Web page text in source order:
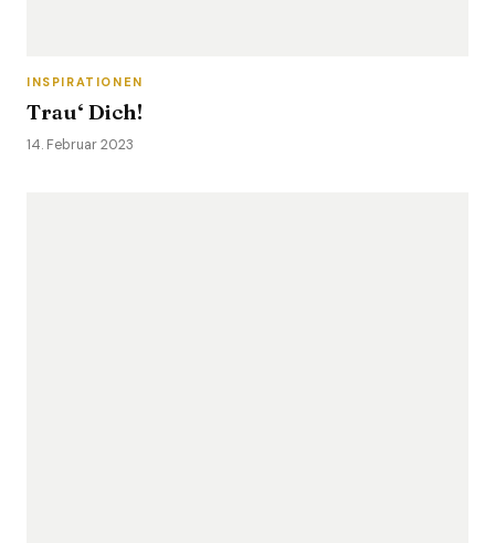
INSPIRATIONEN
Trau‘ Dich!
14. Februar 2023